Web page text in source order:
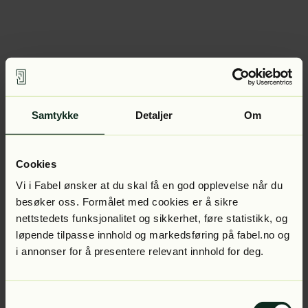
Samtykke Detaljer Om
Cookies
Vi i Fabel ønsker at du skal få en god opplevelse når du
besøker oss. Formålet med cookies er å sikre
nettstedets funksjonalitet og sikkerhet, føre statistikk, og
løpende tilpasse innhold og markedsføring på fabel.no og
i annonser for å presentere relevant innhold for deg.